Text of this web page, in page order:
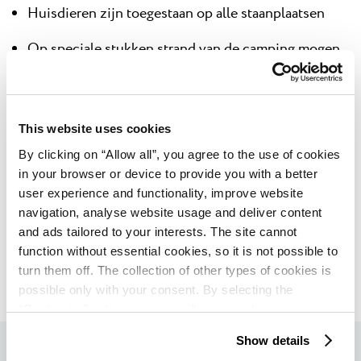
This website uses cookies
By clicking on “Allow all”, you agree to the use of cookies
in your browser or device to provide you with a better
user experience and functionality, improve website
navigation, analyse website usage and deliver content
and ads tailored to your interests. The site cannot
function without essential cookies, so it is not possible to
turn them off. The collection of other types of cookies is
possible only with your consent. By selecting the
“Customise” option, a menu will appear where you can
which purposes we may process your data. You can
Show details
Huisdieren zijn toegestaan op alle staanplaatsen
Op speciale stukken strand van de camping mogen
Tijdens het verblijf op de camping moeten de
huisdieren onder constant toezicht staan van de
eigenaar
Verblijf van huisdieren is niet toegestaan in het
restaurant, bij de receptie, rondom het zwembad en
op een deel van het strand